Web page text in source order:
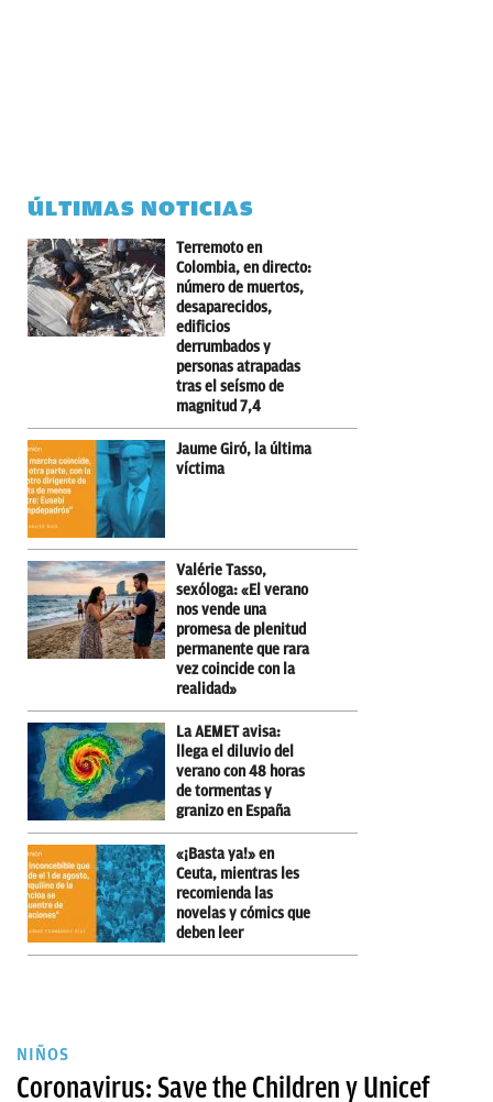
ÚLTIMAS NOTICIAS
Terremoto en
Colombia, en directo:
número de muertos,
desaparecidos,
edificios
derrumbados y
personas atrapadas
tras el seísmo de
magnitud 7,4
Jaume Giró, la última
víctima
Valérie Tasso,
sexóloga: «El verano
nos vende una
promesa de plenitud
permanente que rara
vez coincide con la
realidad»
La AEMET avisa:
llega el diluvio del
verano con 48 horas
de tormentas y
granizo en España
«¡Basta ya!» en
Ceuta, mientras les
recomienda las
novelas y cómics que
deben leer
NIÑOS
Coronavirus: Save the Children y Unicef